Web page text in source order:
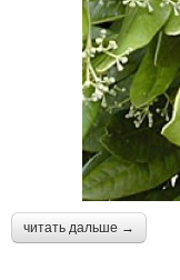
читать дальше →